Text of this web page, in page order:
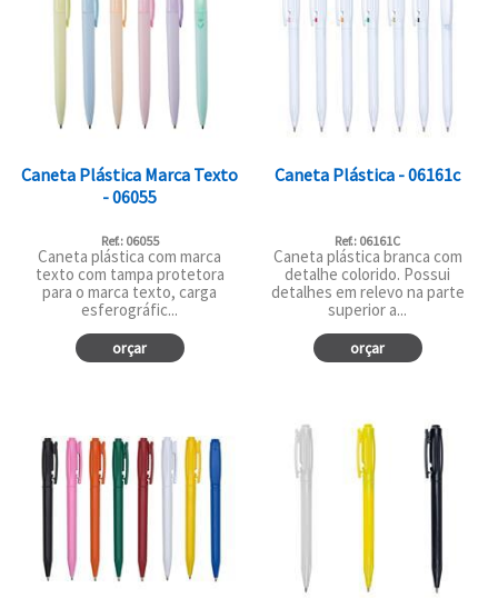
Caneta Plástica Marca Texto
- 06055
Ref.: 06055
Caneta plástica com marca
texto com tampa protetora
para o marca texto, carga
esferográfic...
orçar
Caneta Plástica - 06161c
Ref.: 06161C
Caneta plástica branca com
detalhe colorido. Possui
detalhes em relevo na parte
superior a...
orçar